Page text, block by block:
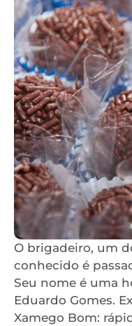
O brigadeiro, um
conhecido é
Seu nome é uma
Eduardo Gomes.
Xamego Bom: